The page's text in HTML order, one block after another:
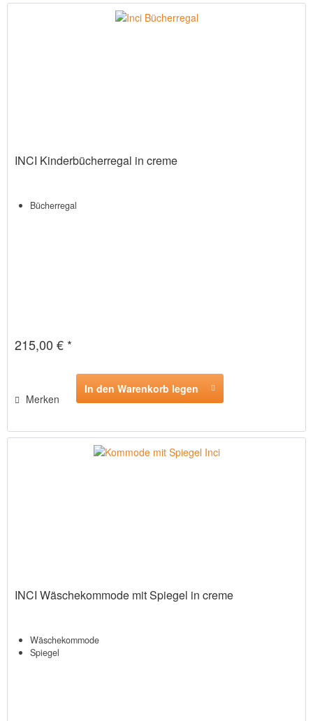
INCI Kinderbücherregal in creme
Bücherregal
215,00 € *
Merken
In den Warenkorb legen
INCI Wäschekommode mit Spiegel in creme
Wäschekommode
Spiegel